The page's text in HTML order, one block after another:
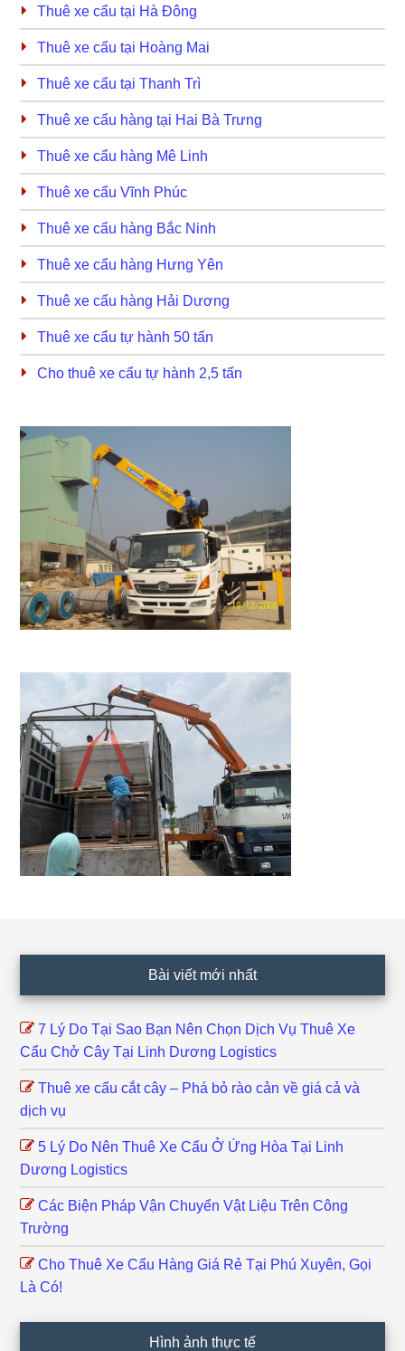
Thuê xe cẩu tại Hà Đông
Thuê xe cẩu tại Hoàng Mai
Thuê xe cẩu tại Thanh Trì
Thuê xe cẩu hàng tại Hai Bà Trưng
Thuê xe cẩu hàng Mê Linh
Thuê xe cẩu Vĩnh Phúc
Thuê xe cẩu hàng Bắc Ninh
Thuê xe cẩu hàng Hưng Yên
Thuê xe cẩu hàng Hải Dương
Thuê xe cẩu tự hành 50 tấn
Cho thuê xe cẩu tự hành 2,5 tấn
Bài viết mới nhất
7 Lý Do Tại Sao Bạn Nên Chọn Dịch Vụ Thuê Xe
Cẩu Chở Cây Tại Linh Dương Logistics
Thuê xe cẩu cắt cây – Phá bỏ rào cản về giá cả và
dịch vụ
5 Lý Do Nên Thuê Xe Cẩu Ở Ứng Hòa Tại Linh
Dương Logistics
Các Biện Pháp Vận Chuyển Vật Liệu Trên Công
Trường
Cho Thuê Xe Cẩu Hàng Giá Rẻ Tại Phú Xuyên, Gọi
Là Có!
Hình ảnh thực tế